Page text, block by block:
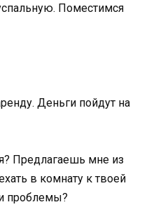
Поместимся
Деньги пойдут на
Предлагаешь мне из
в комнату к твоей
проблемы?